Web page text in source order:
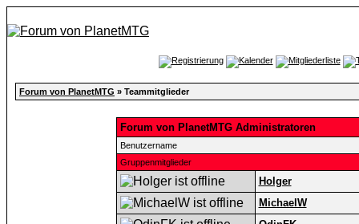
Forum von PlanetMTG » Teammitglieder
Forum von PlanetMTG Administratoren
Benutzername
Gruppenmitglieder
Holger
MichaelW